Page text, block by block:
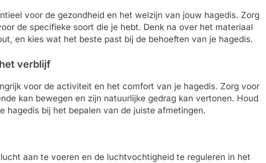
voor de gezondheid en het welzijn van jouw hagedis. Zorg
de specifieke soort die je hebt. Denk na over het materiaal
en kies wat het beste past bij de behoeften van je hagedis.
verblijf
voor de activiteit en het comfort van je hagedis. Zorg voor
kan bewegen en zijn natuurlijke gedrag kan vertonen. Houd
hagedis bij het bepalen van de juiste afmetingen.
aan te voeren en de luchtvochtigheid te reguleren in het